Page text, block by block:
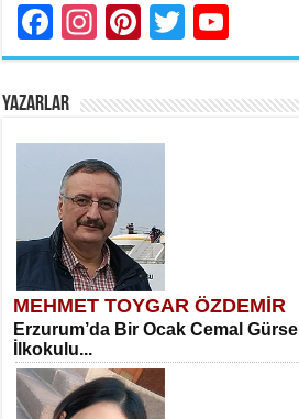
Facebook
Instagram
Pinterest
Twitter
YAZARLAR
MEHMET TOYGAR ÖZDEMİR
Erzurum’da Bir Ocak Cemal Gürsel
İlkokulu...